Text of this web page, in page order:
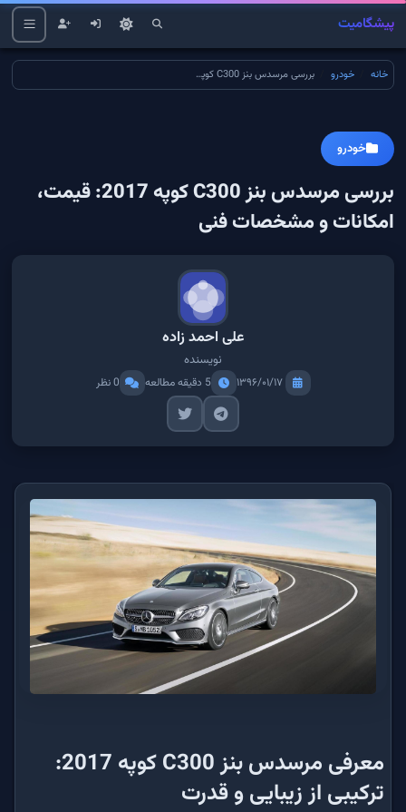
پیشگامیت
خانه خودرو بررسی مرسدس بنز C300 کوپه 2017: قیمت، امکانات و مشخصات فنی
خودرو
بررسی مرسدس بنز C300 کوپه 2017: قیمت،
امکانات و مشخصات فنی
علی احمد زاده
نویسنده
۱۳۹۶/۰۱/۱۷ 5 دقیقه مطالعه 0 نظر
معرفی مرسدس بنز C300 کوپه 2017:
ترکیبی از زیبایی و قدرت